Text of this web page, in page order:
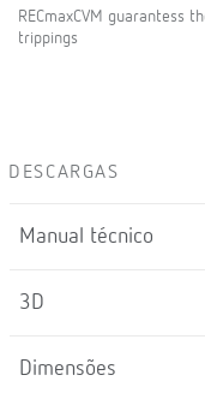
RECmaxCVM guarantess
trippings
DESCARGAS
Manual técnico
3D
Dimensões